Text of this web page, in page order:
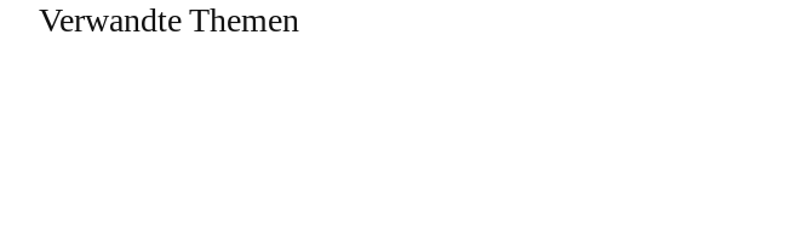
Verwandte Themen